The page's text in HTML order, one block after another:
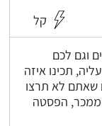
קל
וגם לכם
תכינו איזה
שאתם לא תרצו
הפסטה